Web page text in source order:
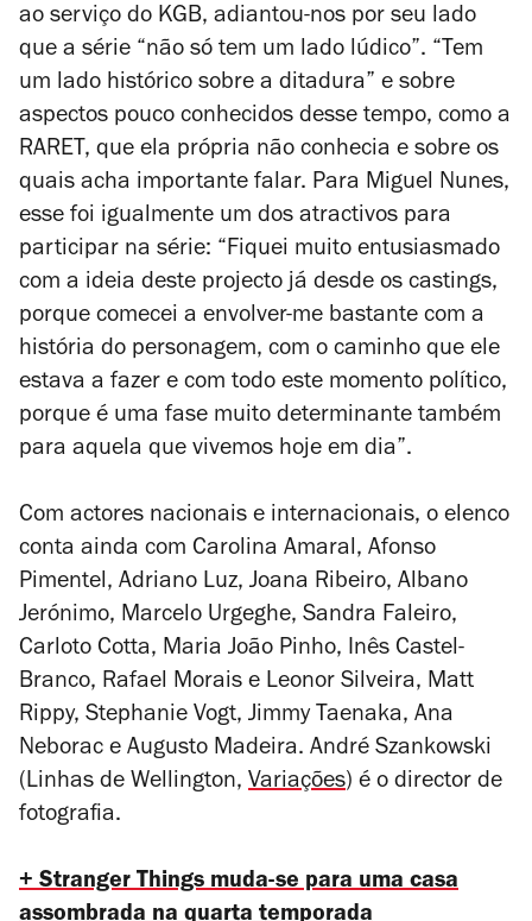
ao serviço do KGB, adiantou-nos por seu lado
que a série “não só tem um lado lúdico”. “Tem
um lado histórico sobre a ditadura” e sobre
aspectos pouco conhecidos desse tempo, como a
RARET, que ela própria não conhecia e sobre os
quais acha importante falar. Para Miguel Nunes,
esse foi igualmente um dos atractivos para
participar na série: “Fiquei muito entusiasmado
com a ideia deste projecto já desde os castings,
porque comecei a envolver-me bastante com a
história do personagem, com o caminho que ele
estava a fazer e com todo este momento político,
porque é uma fase muito determinante também
para aquela que vivemos hoje em dia”.
Com actores nacionais e internacionais, o elenco
conta ainda com Carolina Amaral, Afonso
Pimentel, Adriano Luz, Joana Ribeiro, Albano
Jerónimo, Marcelo Urgeghe, Sandra Faleiro,
Carloto Cotta, Maria João Pinho, Inês Castel-
Branco, Rafael Morais e Leonor Silveira, Matt
Rippy, Stephanie Vogt, Jimmy Taenaka, Ana
Neborac e Augusto Madeira. André Szankowski
(Linhas de Wellington, Variações) é o director de
fotografia.
+Stranger Thingsmuda-se para uma casa
assombrada na quarta temporada